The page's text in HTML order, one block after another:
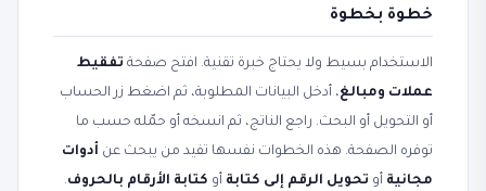
خطوة بخطوة
الاستخدام بسيط ولا يحتاج خبرة تقنية. افتح صفحة تفقيط
عملات ومبالغ، أدخل البيانات المطلوبة، ثم اضغط زر الحساب
أو التحويل أو البحث. راجع الناتج، ثم انسخه أو حمّله حسب ما
توفره الصفحة. هذه الخطوات نفسها تفيد من يبحث عن أدوات
مجانية أو تحويل الرقم إلى كتابة أو كتابة الأرقام بالحروف.